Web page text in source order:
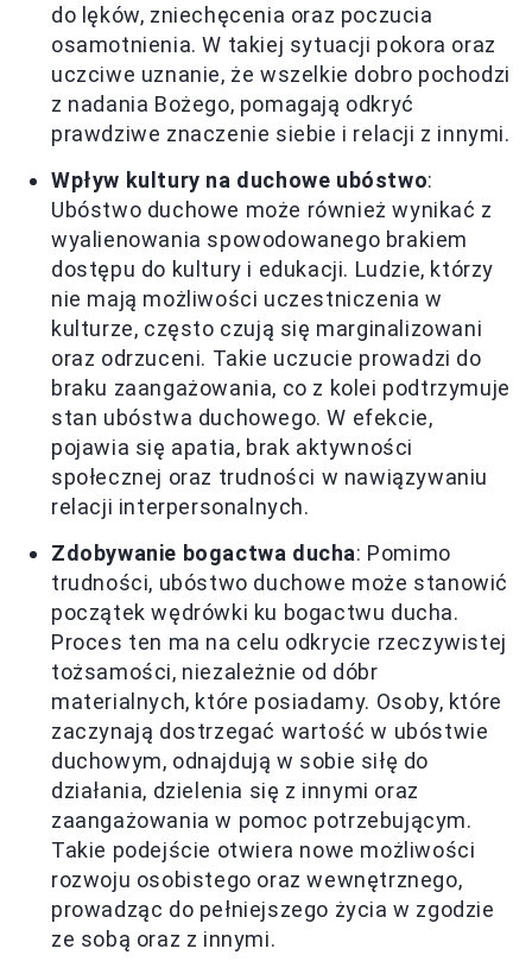
do lęków, zniechęcenia oraz poczucia
osamotnienia. W takiej sytuacji pokora oraz
uczciwe uznanie, że wszelkie dobro pochodzi
z nadania Bożego, pomagają odkryć
prawdziwe znaczenie siebie i relacji z innymi.
Wpływ kultury na duchowe ubóstwo:
Ubóstwo duchowe może również wynikać z
wyalienowania spowodowanego brakiem
dostępu do kultury i edukacji. Ludzie, którzy
nie mają możliwości uczestniczenia w
kulturze, często czują się marginalizowani
oraz odrzuceni. Takie uczucie prowadzi do
braku zaangażowania, co z kolei podtrzymuje
stan ubóstwa duchowego. W efekcie,
pojawia się apatia, brak aktywności
społecznej oraz trudności w nawiązywaniu
relacji interpersonalnych.
Zdobywanie bogactwa ducha: Pomimo
trudności, ubóstwo duchowe może stanowić
początek wędrówki ku bogactwu ducha.
Proces ten ma na celu odkrycie rzeczywistej
tożsamości, niezależnie od dóbr
materialnych, które posiadamy. Osoby, które
zaczynają dostrzegać wartość w ubóstwie
duchowym, odnajdują w sobie siłę do
działania, dzielenia się z innymi oraz
zaangażowania w pomoc potrzebującym.
Takie podejście otwiera nowe możliwości
rozwoju osobistego oraz wewnętrznego,
prowadząc do pełniejszego życia w zgodzie
ze sobą oraz z innymi.